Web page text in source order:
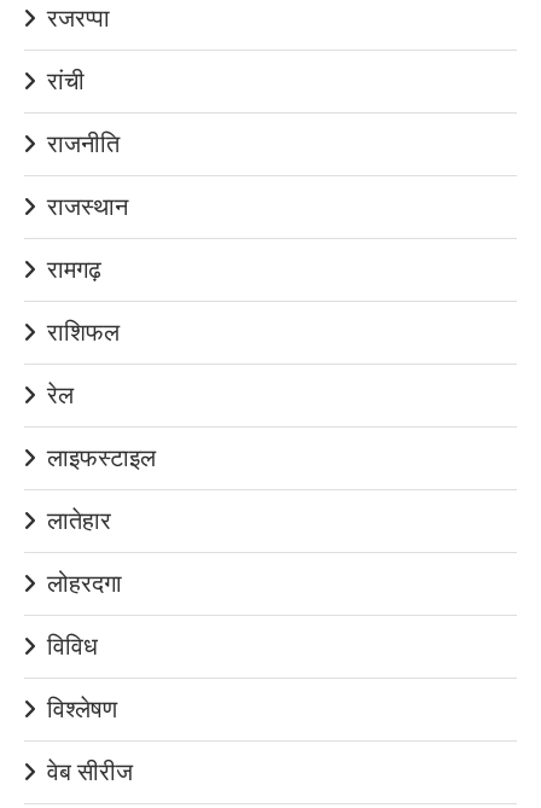
रजरप्पा
रांची
राजनीति
राजस्थान
रामगढ़
राशिफल
रेल
लाइफस्टाइल
लातेहार
लोहरदगा
विविध
विश्लेषण
वेब सीरीज